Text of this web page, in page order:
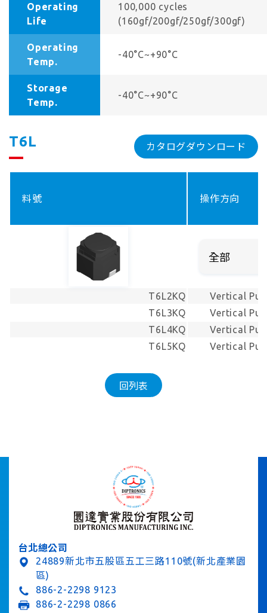
Operating
Life
100,000 cycles
(160gf/200gf/250gf/300gf)
Operating
Temp.
-40°C~+90°C
Storage
Temp.
-40°C~+90°C
T6L カタログダウンロード
料號 操作方向
T6L2KQ
Vertical
T6L3KQ
Vertical
T6L4KQ
Vertical
T6L5KQ
Vertical
回列表
台北總公司
24889新北市五股區五工三路110號(新北產業園
區)
886-2-2298 9123
886-2-2298 0866